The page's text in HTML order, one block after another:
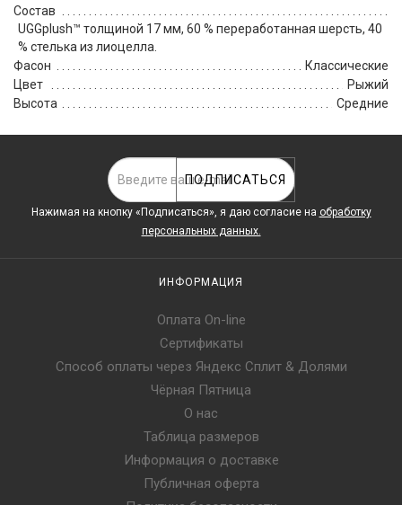
Состав
UGGplush™ толщиной 17 мм, 60 % переработанная шерсть, 40
% стелька из лиоцелла.
Фасон
Классические
Цвет
Рыжий
Высота
Средние
ПОДПИСАТЬСЯ
Нажимая на кнопку «Подписаться», я даю cогласие на обработку
персональных данных.
ИНФОРМАЦИЯ
Оплата On-line
Сертификаты
Способ оплаты через Яндекс Сплит & Долями
Чёрная Пятница
О нас
Таблица размеров
Информация о доставке
Публичная оферта